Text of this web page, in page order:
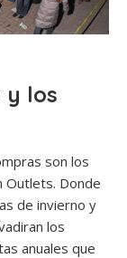
y los
son los
Outlets. Donde
de invierno y
los
anuales que